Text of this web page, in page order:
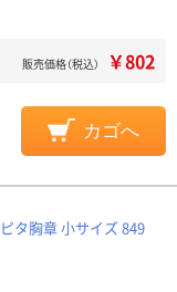
販売価格（税込） ￥802
カゴへ
ピタ胸章 小サイズ 849